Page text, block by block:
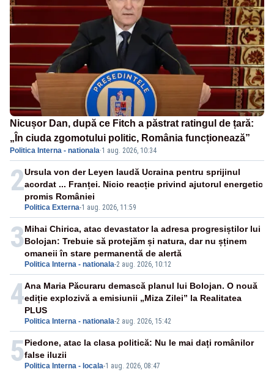
Nicușor Dan, după ce Fitch a păstrat ratingul de țară:
„În ciuda zgomotului politic, România funcționează”
Politica Interna - nationala·1 aug. 2026, 10:34
2
Politica Externa-1 aug. 2026, 11:59
Ursula von der Leyen laudă Ucraina pentru sprijinul
acordat ... Franței. Nicio reacție privind ajutorul energetic
promis României
3
Politica Interna - nationala-2 aug. 2026, 10:12
Mihai Chirica, atac devastator la adresa progresiștilor lui
Bolojan: Trebuie să protejăm și natura, dar nu șținem
omaneii în stare permanentă de alertă
4
Politica Interna - nationala-2 aug. 2026, 15:42
Ana Maria Păcuraru demască planul lui Bolojan. O nouă
ediție explozivă a emisiunii „Miza Zilei” la Realitatea
PLUS
5 Politica Interna - locala-1 aug. 2026, 08:47
Piedone, atac la clasa politică: Nu le mai dați românilor
false iluzii